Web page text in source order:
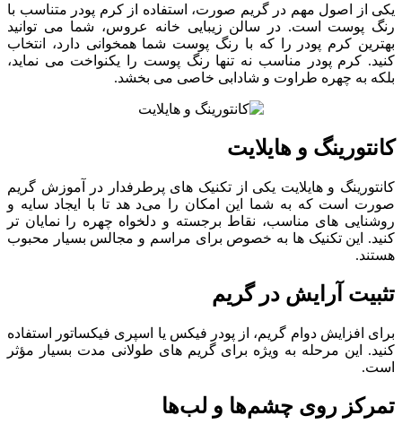
یکی از اصول مهم در گریم صورت، استفاده از کرم پودر متناسب با
رنگ پوست است. در سالن زیبایی خانه عروس، شما می ‌توانید
بهترین کرم پودر را که با رنگ پوست شما همخوانی دارد، انتخاب
کنید. کرم پودر مناسب نه تنها رنگ پوست را یکنواخت می نماید،
بلکه به چهره طراوت و شادابی خاصی می ‌بخشد.
کانتورینگ و هایلایت
کانتورینگ و هایلایت یکی از تکنیک ‌های پرطرفدار در آموزش گریم
صورت است که به شما این امکان را می‌د هد تا با ایجاد سایه و
روشنایی ‌های مناسب، نقاط برجسته و دلخواه چهره را نمایان‌ تر
کنید. این تکنیک ‌ها به‌ خصوص برای مراسم و مجالس بسیار محبوب
هستند.
تثبیت آرایش در گریم
برای افزایش دوام گریم، از پودر فیکس یا اسپری فیکساتور استفاده
کنید. این مرحله به ویژه برای گریم ‌های طولانی ‌مدت بسیار مؤثر
است.
تمرکز روی چشم‌ها و لب‌ها